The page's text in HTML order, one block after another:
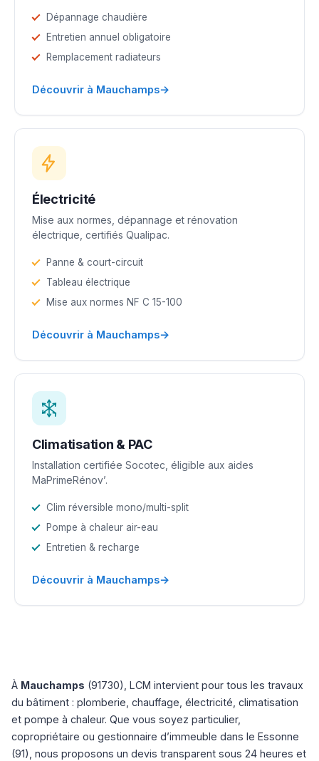
Dépannage chaudière
Entretien annuel obligatoire
Remplacement radiateurs
Découvrir à Mauchamps→
Électricité
Mise aux normes, dépannage et rénovation
électrique, certifiés Qualipac.
Panne & court-circuit
Tableau électrique
Mise aux normes NF C 15-100
Découvrir à Mauchamps→
Climatisation & PAC
Installation certifiée Socotec, éligible aux aides
MaPrimeRénov’.
Clim réversible mono/multi-split
Pompe à chaleur air-eau
Entretien & recharge
Découvrir à Mauchamps→
À Mauchamps (91730), LCM intervient pour tous les travaux
du bâtiment : plomberie, chauffage, électricité, climatisation
et pompe à chaleur. Que vous soyez particulier,
copropriétaire ou gestionnaire d’immeuble dans le Essonne
(91), nous proposons un devis transparent sous 24 heures et